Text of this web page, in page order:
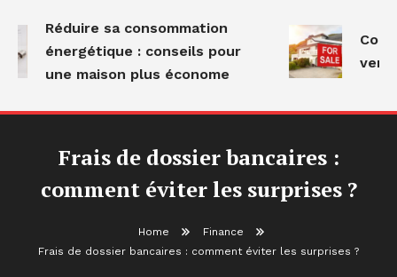
Réduire sa consommation
énergétique : conseils pour
une maison plus économe
Frais de dossier bancaires :
comment éviter les surprises ?
Home
Finance
Frais de dossier bancaires : comment éviter les surprises ?